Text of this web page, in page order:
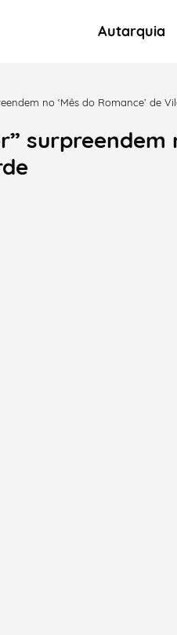
Autarquia
no ‘Mês do Romance’ de
surpreendem